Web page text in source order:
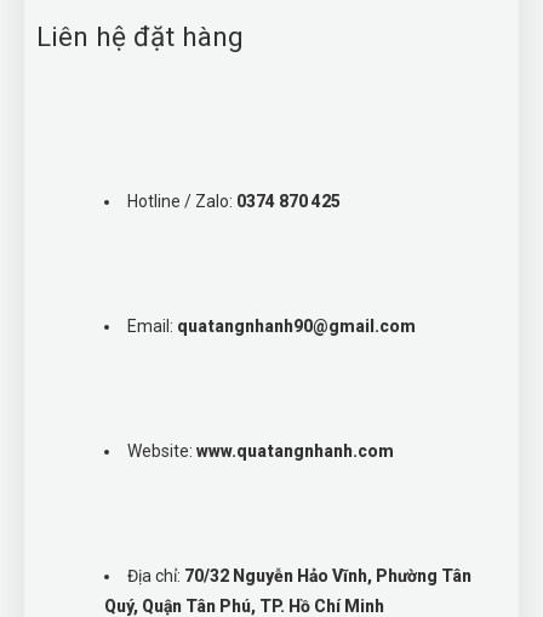
Liên hệ đặt hàng
Hotline / Zalo: 0374 870 425
Email: quatangnhanh90@gmail.com
Website: www.quatangnhanh.com
Địa chỉ: 70/32 Nguyễn Hảo Vĩnh, Phường Tân
Quý, Quận Tân Phú, TP. Hồ Chí Minh